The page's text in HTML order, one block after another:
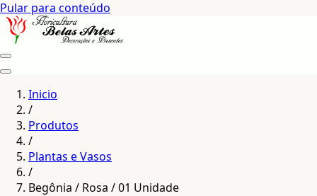
Pular para conteúdo
Inicio
/
Produtos
/
Plantas e Vasos
/
Begônia / Rosa / 01 Unidade